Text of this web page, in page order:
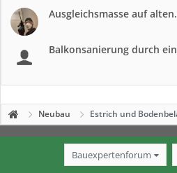
Ausgleichsmasse auf
Balkonsanierung durch
Neubau Estrich und
Bauexpertenforum